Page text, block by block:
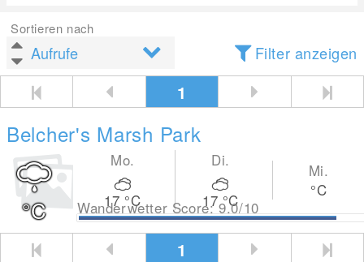
Sortieren nach
Filter anzeigen
1
Belcher's Marsh Park
°C Wanderwetter Score: 9.0/10
Mo.
17 °C
Di.
17°C
Mi.
°C
1